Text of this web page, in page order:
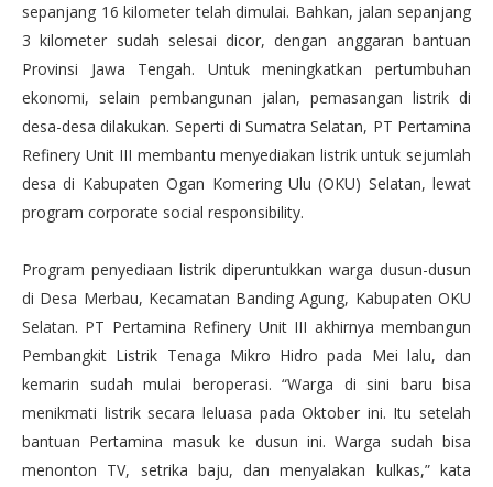
sepanjang 16 kilometer telah dimulai. Bahkan, jalan sepanjang
3 kilometer sudah selesai dicor, dengan anggaran bantuan
Provinsi Jawa Tengah. Untuk meningkatkan pertumbuhan
ekonomi, selain pembangunan jalan, pemasangan listrik di
desa-desa dilakukan. Seperti di Sumatra Selatan, PT Pertamina
Refinery Unit III membantu menyediakan listrik untuk sejumlah
desa di Kabupaten Ogan Komering Ulu (OKU) Selatan, lewat
prog­ram corporate social responsibility.
Program penyediaan listrik diperuntukkan warga dusun-dusun
di Desa Merbau, Kecamatan Banding Agung, Kabupaten OKU
Selatan. PT Pertamina Refinery Unit III akhirnya membangun
Pembangkit Listrik Tenaga Mikro Hidro pada Mei lalu, dan
kemarin sudah mulai beroperasi. “Warga di sini baru bisa
menikmati listrik secara leluasa pada Oktober ini. Itu setelah
bantuan Pertamina masuk ke dusun ini. Warga sudah bisa
menonton TV, setrika baju, dan menyalakan kulkas,” kata